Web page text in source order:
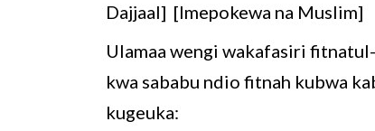
Dajjaal] [Imepokewa na Muslim]
Ulamaa wengi wakafasiri
kwa sababu ndio fitnah kubwa
kugeuka: